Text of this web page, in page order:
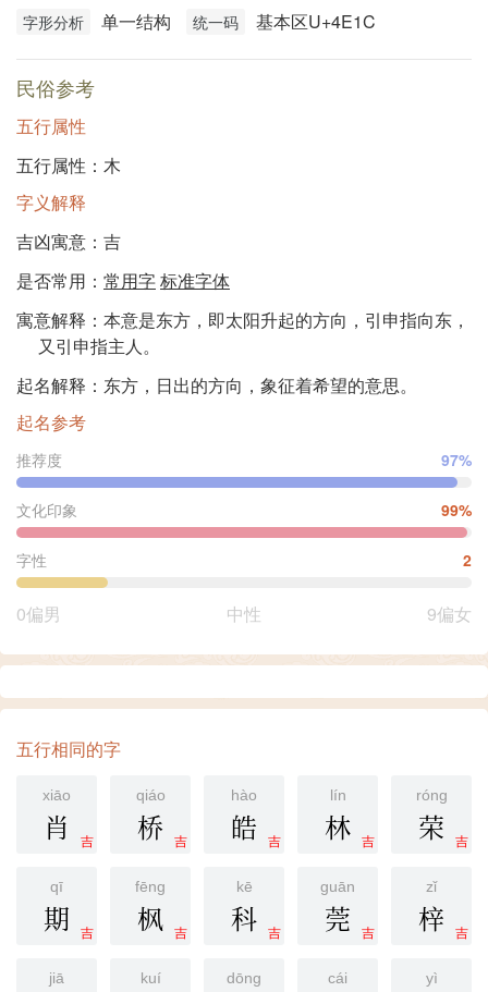
字形分析 单一结构 统一码 基本区U+4E1C
民俗参考
五行属性
五行属性：木
字义解释
吉凶寓意：吉
是否常用： 常用字标准字体
寓意解释：本意是东方，即太阳升起的方向，引申指向东，
又引申指主人。
起名解释：东方，日出的方向，象征着希望的意思。
起名参考
推荐度 97%
文化印象 99%
字性 2
0偏男 中性 9偏女
五行相同的字
xiāo
吉
肖
qiáo
吉
桥
hào
吉
皓
lín
吉
林
róng
吉
荣
qī
吉
期
fēng
吉
枫
kē
吉
科
guān
吉
莞
zǐ
吉
梓
jiā kuí dōng cái yì